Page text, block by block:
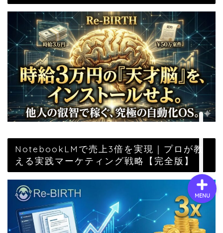
NotebookLMで売上3倍を実現｜プロが教
える実践マーケティング戦略【完全版】
MENU
会社概要
サービス
採用情報